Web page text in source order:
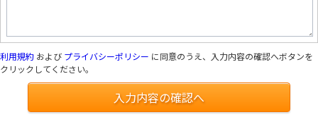
利用規約 および プライバシーポリシー に同意のうえ、入力内容の確認へボタンを
クリックしてください。
入力内容の確認へ